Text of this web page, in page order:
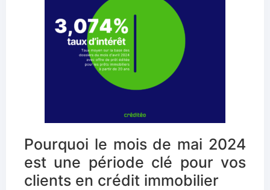
Pourquoi le mois de mai 2024
est une période clé pour vos
clients en crédit immobilier